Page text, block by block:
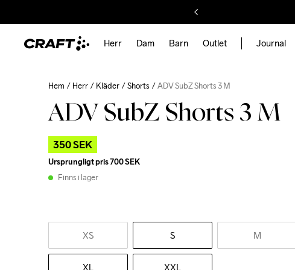
Herr Dam Barn Outlet Journal
Hem Herr Kläder Shorts ADV SubZ Shorts 3 M
ADV SubZ Shorts 3 M
350 SEK
Ursprungligt pris700 SEK
Finns i lager
XS S M
XL XXL